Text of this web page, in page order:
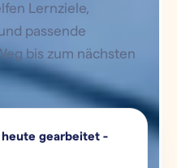
Lernziele,
passende
bis zum nächsten
heute gearbeitet -